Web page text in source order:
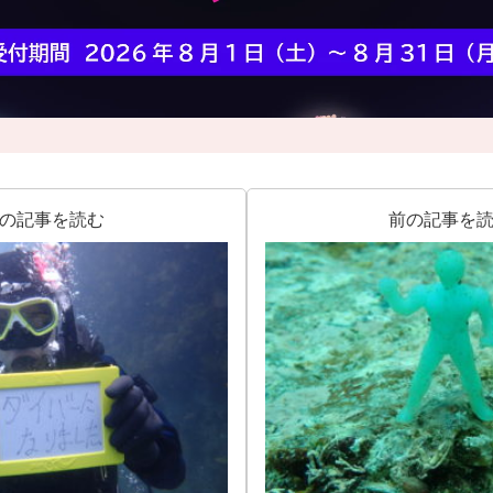
記事を読む 前の記事を